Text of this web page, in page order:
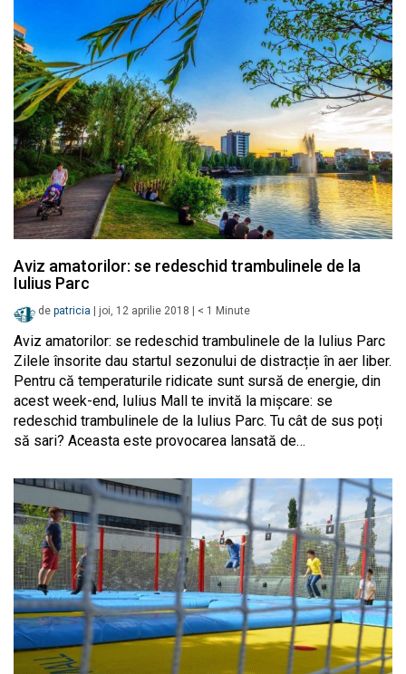
Aviz amatorilor: se redeschid trambulinele de la
Iulius Parc
de patricia joi, 12 aprilie 2018 < 1 Minute
Aviz amatorilor: se redeschid trambulinele de la Iulius Parc
Zilele însorite dau startul sezonului de distracție în aer liber.
Pentru că temperaturile ridicate sunt sursă de energie, din
acest week-end, Iulius Mall te invită la mișcare: se
redeschid trambulinele de la Iulius Parc. Tu cât de sus poți
să sari? Aceasta este provocarea lansată de…